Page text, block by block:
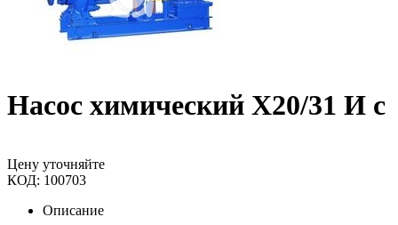
Насос химический Х20/31 И с
Цену уточняйте
КОД: 100703
Описание